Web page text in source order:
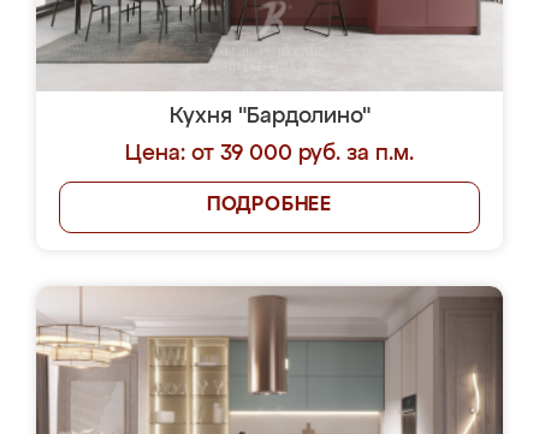
Кухня "Бардолино"
Цена: от 39 000 руб. за п.м.
ПОДРОБНЕЕ